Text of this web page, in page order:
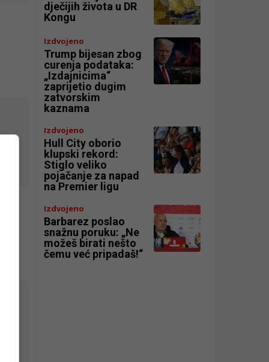
dječijih života u DR
Kongu
Izdvojeno
Trump bijesan zbog
curenja podataka:
„Izdajnicima“
zaprijetio dugim
zatvorskim
kaznama
Izdvojeno
Hull City oborio
klupski rekord:
Stiglo veliko
pojačanje za napad
na Premier ligu
Izdvojeno
Barbarez poslao
snažnu poruku: „Ne
možeš birati nešto
čemu već pripadaš!“